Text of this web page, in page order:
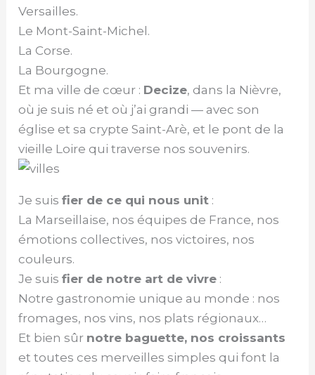
Versailles.
Le Mont-Saint-Michel.
La Corse.
La Bourgogne.
Et ma ville de cœur : Decize, dans la Nièvre,
où je suis né et où j’ai grandi — avec son
église et sa crypte Saint-Arè, et le pont de la
vieille Loire qui traverse nos souvenirs.
Je suisfier de ce qui nous unit :
La Marseillaise, nos équipes de France, nos
émotions collectives, nos victoires, nos
couleurs.
Je suisfier de notre art de vivre :
Notre gastronomie unique au monde : nos
fromages, nos vins, nos plats régionaux…
Et bien sûr notre baguette, nos croissants
et toutes ces merveilles simples qui font la